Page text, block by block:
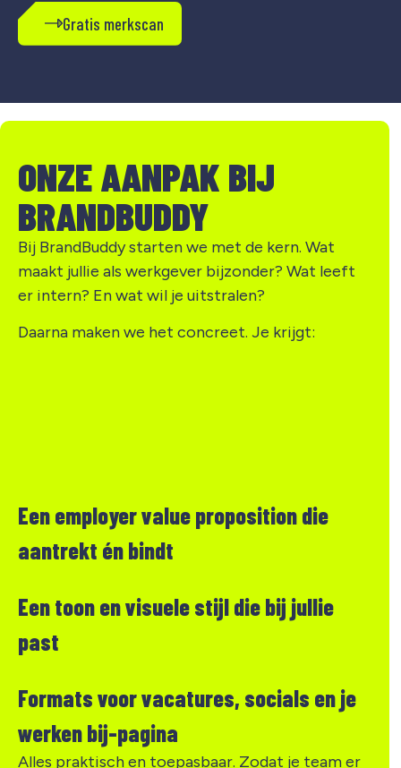
Gratis merkscan
ONZE AANPAK BIJ
BRANDBUDDY
Bij BrandBuddy starten we met de kern. Wat
maakt jullie als werkgever bijzonder? Wat leeft
er intern? En wat wil je uitstralen?
Daarna maken we het concreet. Je krijgt:
Een employer value proposition die
aantrekt én bindt
Een toon en visuele stijl die bij jullie
past
Formats voor vacatures, socials en je
werken bij-pagina
Alles praktisch en toepasbaar. Zodat je team er